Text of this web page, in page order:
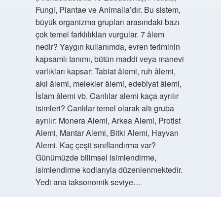
Fungi, Plantae ve Animalia’dır. Bu sistem,
büyük organizma grupları arasındaki bazı
çok temel farklılıkları vurgular. 7 âlem
nedir? Yaygın kullanımda, evren teriminin
kapsamlı tanımı, bütün maddi veya manevi
varlıkları kapsar: Tabiat âlemi, ruh âlemi,
akıl âlemi, melekler âlemi, edebiyat âlemi,
İslam âlemi vb. Canlılar alemi kaça ayrılır
isimleri? Canlılar temel olarak altı gruba
ayrılır: Monera Alemi, Arkea Alemi, Protist
Alemi, Mantar Alemi, Bitki Alemi, Hayvan
Alemi. Kaç çeşit sınıflandırma var?
Günümüzde bilimsel isimlendirme,
isimlendirme kodlarıyla düzenlenmektedir.
Yedi ana taksonomik seviye…